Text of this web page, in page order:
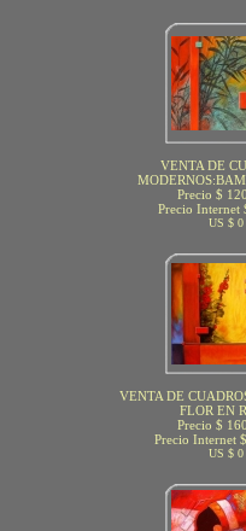
VENTA DE
Precio $
Precio Internet
US $ 0
VENTA DE
FLOR EN
Precio $
Precio Internet
US $ 0